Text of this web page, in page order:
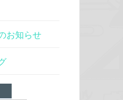
お知らせ